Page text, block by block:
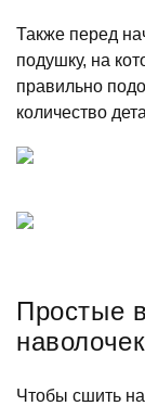
Также перед
подушку, на
правильно
количество
Простые
Чтобы сшить